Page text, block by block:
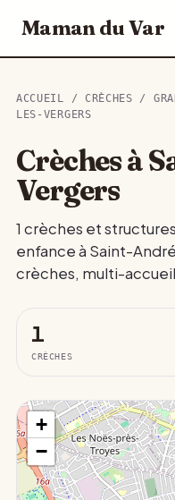
Maman du Var
ACCUEIL / CRÈCHES /
LES-VERGERS
Crèches à
Vergers
1 crèches et
enfance à Saint-
crèches, multi-
1
CRÈCHES
+
−